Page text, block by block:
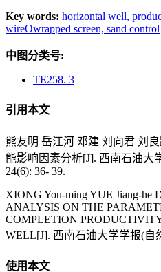
Key words: horizontal well,
wireOwrapped screen, sand control
中图分类号:
TE258. 3
引用本文
熊友明 岳江河 邓建 刘向君 刘
能影响因素分析[J]. 西南石油大
24(6): 36- 39.
XIONG You-ming YUE Jiang-he
ANALYSIS ON THE
COMPLETION
WELL[J]. 西南石油大学学报(自
使用本文